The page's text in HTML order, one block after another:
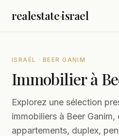
realestate·israel
ISRAËL · BEER GANIM
Immobilier à
Explorez une sélection
immobiliers à Beer
appartements, duplex,